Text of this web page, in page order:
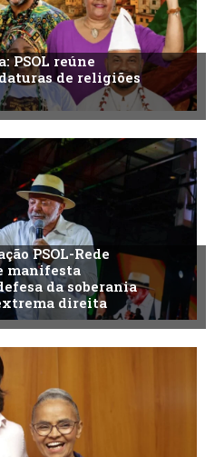
PSOL reúne
de religiões
PSOL-Rede
manifesta
da soberania
direita